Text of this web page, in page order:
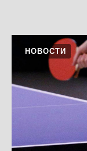
НОВОСТИ